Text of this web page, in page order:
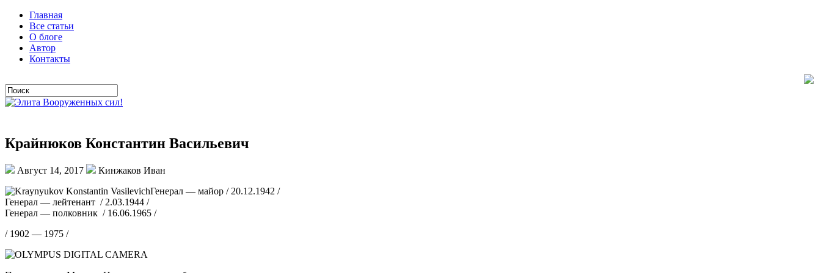
Главная
Все статьи
О блоге
Автор
Контакты
Крайнюков Константин Васильевич
Август 14, 2017
Кинжаков Иван
Генерал — майор / 20.12.1942 /
Генерал — лейтенант / 2.03.1944 /
Генерал — полковник / 16.06.1965 /
/ 1902 — 1975 /